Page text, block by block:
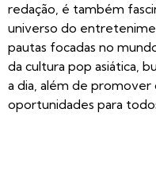
redação, é também
universo do
pautas focadas no
da cultura pop asiática,
a dia, além de promover
oportunidades para